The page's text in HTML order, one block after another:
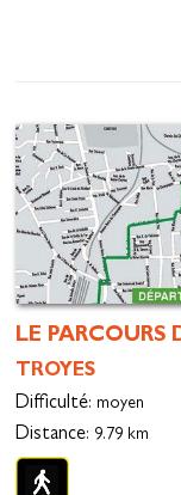
LE PARCOURS
TROYES
Difficulté: moyen
Distance: 9.79 km